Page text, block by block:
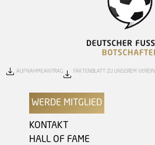
AUFNAHMEANTRAG FAKTENBLATT ZU UNSEREM VEREIN
WERDE MITGLIED
KONTAKT
HALL OF FAME